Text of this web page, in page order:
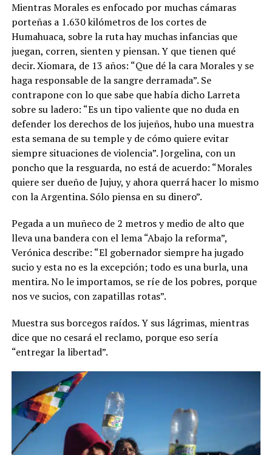
Mientras Morales es enfocado por muchas cámaras
porteñas a 1.630 kilómetros de los cortes de
Humahuaca, sobre la ruta hay muchas infancias que
juegan, corren, sienten y piensan. Y que tienen qué
decir. Xiomara, de 13 años: “Que dé la cara Morales y se
haga responsable de la sangre derramada”. Se
contrapone con lo que sabe que había dicho Larreta
sobre su ladero: “Es un tipo valiente que no duda en
defender los derechos de los jujeños, hubo una muestra
esta semana de su temple y de cómo quiere evitar
siempre situaciones de violencia”. Jorgelina, con un
poncho que la resguarda, no está de acuerdo: “Morales
quiere ser dueño de Jujuy, y ahora querrá hacer lo mismo
con la Argentina. Sólo piensa en su dinero”.
Pegada a un muñeco de 2 metros y medio de alto que
lleva una bandera con el lema “Abajo la reforma”,
Verónica describe: “El gobernador siempre ha jugado
sucio y esta no es la excepción; todo es una burla, una
mentira. No le importamos, se ríe de los pobres, porque
nos ve sucios, con zapatillas rotas”.
Muestra sus borcegos raídos. Y sus lágrimas, mientras
dice que no cesará el reclamo, porque eso sería
“entregar la libertad”.